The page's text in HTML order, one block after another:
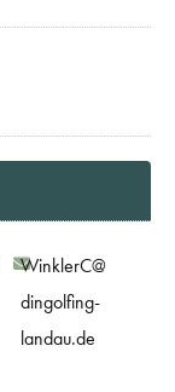
WinklerC@
dingolfing-
landau.de